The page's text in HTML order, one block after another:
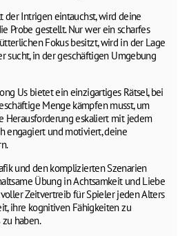
der Intrigen eintauchst, wird deine
Probe gestellt. Nur wer ein scharfes
Fokus besitzt, wird in der Lage
sucht, in der geschäftigen Umgebung
Us bietet ein einzigartiges Rätsel, bei
Menge kämpfen musst, um
Herausforderung eskaliert mit jedem
engagiert und motiviert, deine
und den komplizierten Szenarien
Übung in Achtsamkeit und Liebe
Zeitvertreib für Spieler jeden Alters
ihre kognitiven Fähigkeiten zu
haben.